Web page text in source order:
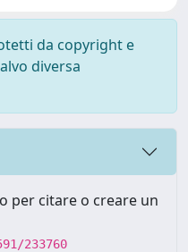
da copyright e
diversa
per citare o creare un
233760